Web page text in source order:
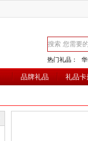
热门礼品：
品牌礼品 礼品卡